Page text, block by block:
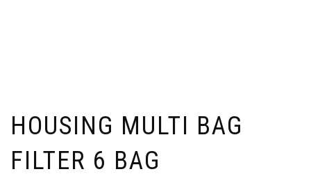
HOUSING MULTI BAG
FILTER 6 BAG